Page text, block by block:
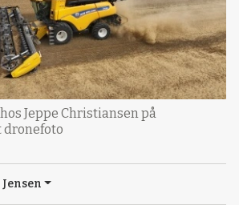
Jeppe Christiansen på
dronefoto
Jensen